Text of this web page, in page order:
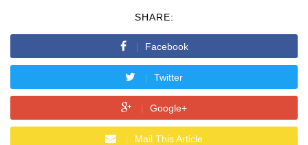
SHARE:
Facebook
Twitter
Google+
Mail This Article